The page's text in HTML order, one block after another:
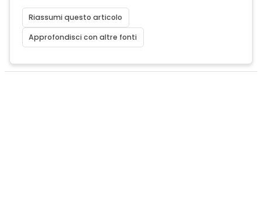
Riassumi questo articolo
Approfondisci con altre fonti